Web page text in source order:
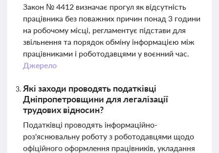
Закон № 4412 визначає прогул як відсутність
працівника без поважних причин понад 3 години
на робочому місці, регламентує підстави для
звільнення та порядок обміну інформацією між
працівниками і роботодавцями у воєнний час.
Джерело
Які заходи проводять податківці
Дніпропетровщини для легалізації
трудових відносин?
Податківці проводять інформаційно-
роз'яснювальну роботу з роботодавцями щодо
офіційного оформлення працівників, укладання